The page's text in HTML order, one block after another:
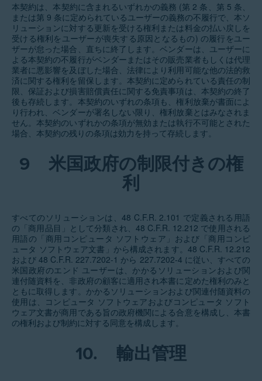
本契約は、本契約に含まれるいずれかの義務 (第 2 条、第 5 条、
または第 9 条に定められているユーザーの義務の不履行で、本ソ
リューションに対する更新を受ける権利または料金の払い戻しを
受ける権利をユーザーが喪失する原因となるもの) の履行をユー
ザーが怠った場合、直ちに終了します。ベンダーは、ユーザーに
よる本契約の不履行がベンダーまたはその販売業者もしくは代理
業者に悪影響を及ぼした場合、法律により利用可能な他の法的救
済に関する権利を留保します。本契約に定められている責任の制
限、保証および損害賠償責任に関する免責事項は、本契約の終了
後も存続します。本契約のいずれの条項も、権利放棄が書面によ
り行われ、ベンダーが署名しない限り、権利放棄とはみなされま
せん。本契約のいずれかの条項が無効または執行不可能とされた
場合、本契約の残りの条項は効力を持って存続します。
9
米国政府の制限付きの権
利
すべてのソリューションは、48 C.F.R. 2.101 で定義される用語
の「商用品目」として分類され、48 C.F.R. 12.212 で使用される
用語の「商用コンピュータ ソフトウェア」および「商用コンピ
ュータ ソフトウェア文書」から構成されます。48 C.F.R. 12.212
および 48 C.F.R. 227.7202-1 から 227.7202-4 に従い、すべての
米国政府のエンド ユーザーは、かかるソリューションおよび関
連付随資料を、非政府の顧客に適用され本書に定めた権利のみと
ともに取得します。かかるソリューションおよび関連付随資料の
使用は、コンピュータ ソフトウェアおよびコンピュータ ソフト
ウェア文書が商用である旨の政府機関による合意を構成し、本書
の権利および制約に対する同意を構成します。
10. 輸出管理